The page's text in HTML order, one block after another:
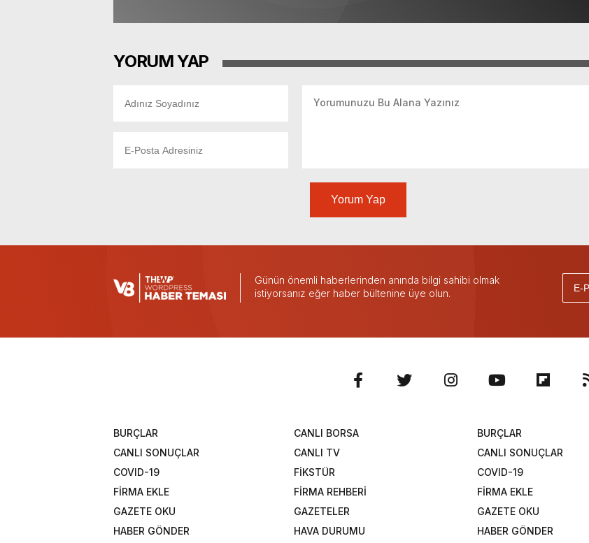
YORUM YAP
Yorum Yap
Günün önemli haberlerinden anında bilgi sahibi olmak
istiyorsanız eğer haber bültenine üye olun.
BURÇLAR
CANLI BORSA
CANLI SONUÇLAR
CANLI TV
COVID-19
FİKSTÜR
FİRMA EKLE
FİRMA REHBERİ
GAZETE OKU
GAZETELER
HABER GÖNDER
HAVA DURUMU
BURÇLAR
CANLI SONUÇLAR
COVID-19
FİRMA EKLE
GAZETE OKU
HABER GÖNDER